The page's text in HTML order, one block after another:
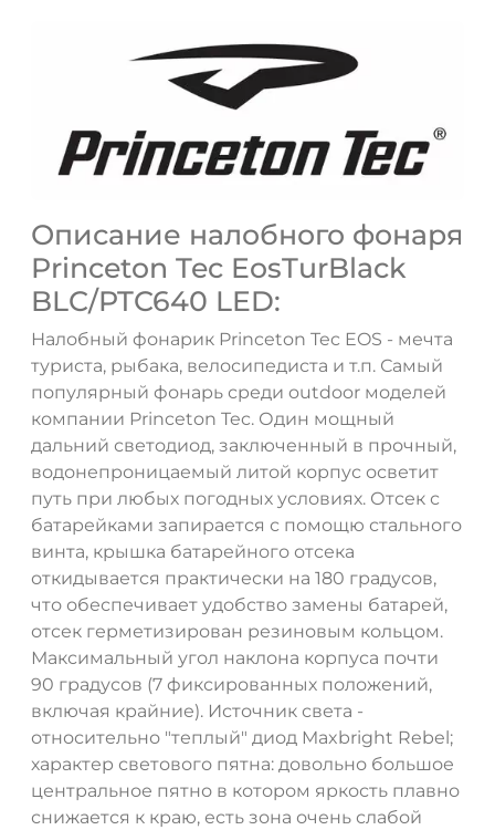
Описание налобного фонаря
Princeton Tec EosTurBlack
BLC/PTC640 LED:
Налобный фонарик Princeton Tec EOS - мечта
туриста, рыбака, велосипедиста и т.п. Самый
популярный фонарь среди outdoor моделей
компании Princeton Tec. Один мощный
дальний светодиод, заключенный в прочный,
водонепроницаемый литой корпус осветит
путь при любых погодных условиях. Отсек с
батарейками запирается с помощю стального
винта, крышка батарейного отсека
откидывается практически на 180 градусов,
что обеспечивает удобство замены батарей,
отсек герметизирован резиновым кольцом.
Максимальный угол наклона корпуса почти
90 градусов (7 фиксированных положений,
включая крайние). Источник света -
относительно "теплый" диод Maxbright Rebel;
характер светового пятна: довольно большое
центральное пятно в котором яркость плавно
снижается к краю, есть зона очень слабой
ДА НЕТ